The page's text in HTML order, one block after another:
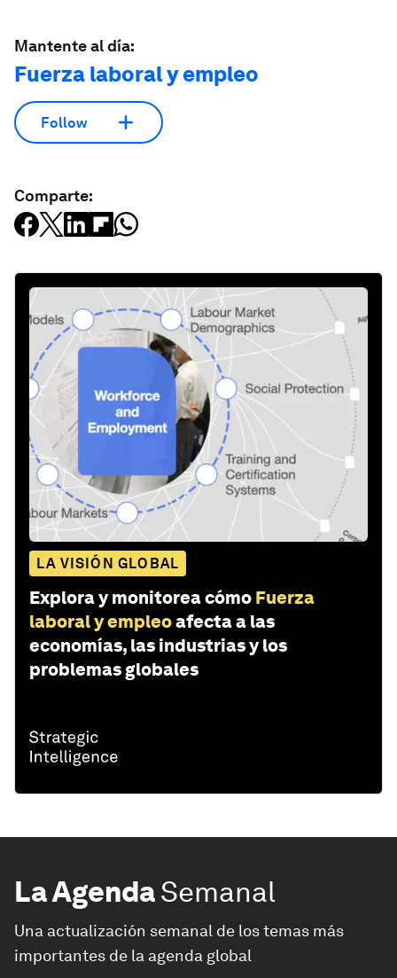
Mantente al día:
Fuerza laboral y empleo
Follow
Comparte:
LA VISIÓN GLOBAL
Explora y monitorea cómo Fuerza
laboral y empleoafecta a las
economías, las industrias y los
problemas globales
La AgendaSemanal
Una actualización semanal de los temas más
importantes de la agenda global